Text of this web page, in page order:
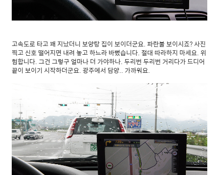
고속도로 타고 꽤 지났더니 보양탕 집이 보이더군요. 파란불 보이시죠? 사진
찍고 신호 떨어지면 내려 놓고 하느라 바뻤습니다. 절대 따라하지 마세요. 위
험합니다. 그건 그렇구 얼마나 더 가야하나. 두리번 두리번 거리다가 드디어
끝이 보이기 시작하더군요. 광주에서 담양.. 가까워요.